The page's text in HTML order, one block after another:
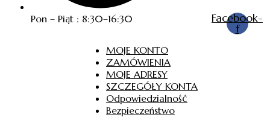
Pon – Piąt : 8:30–16:30 Facebook-
f
MOJE KONTO
ZAMÓWIENIA
MOJE ADRESY
SZCZEGÓŁY KONTA
Odpowiedzialność
Bezpieczeństwo